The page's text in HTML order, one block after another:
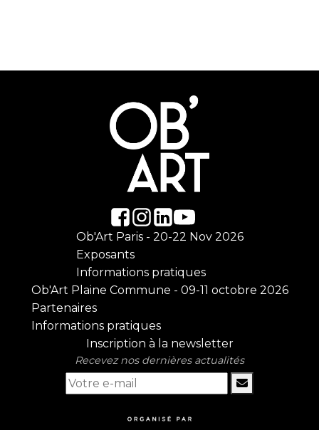
Ob'Art Paris - 20-22 Nov 2026
Exposants
Informations pratiques
Ob'Art Plaine Commune - 09-11 octobre 2026
Partenaires
Informations pratiques
Inscription à la newsletter
Recevez nos dernières actualités